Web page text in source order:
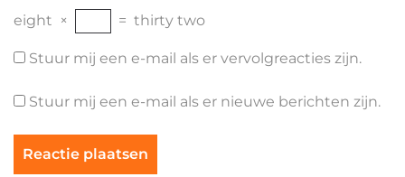
eight × = thirty two
Stuur mij een e-mail als er vervolgreacties zijn.
Stuur mij een e-mail als er nieuwe berichten zijn.